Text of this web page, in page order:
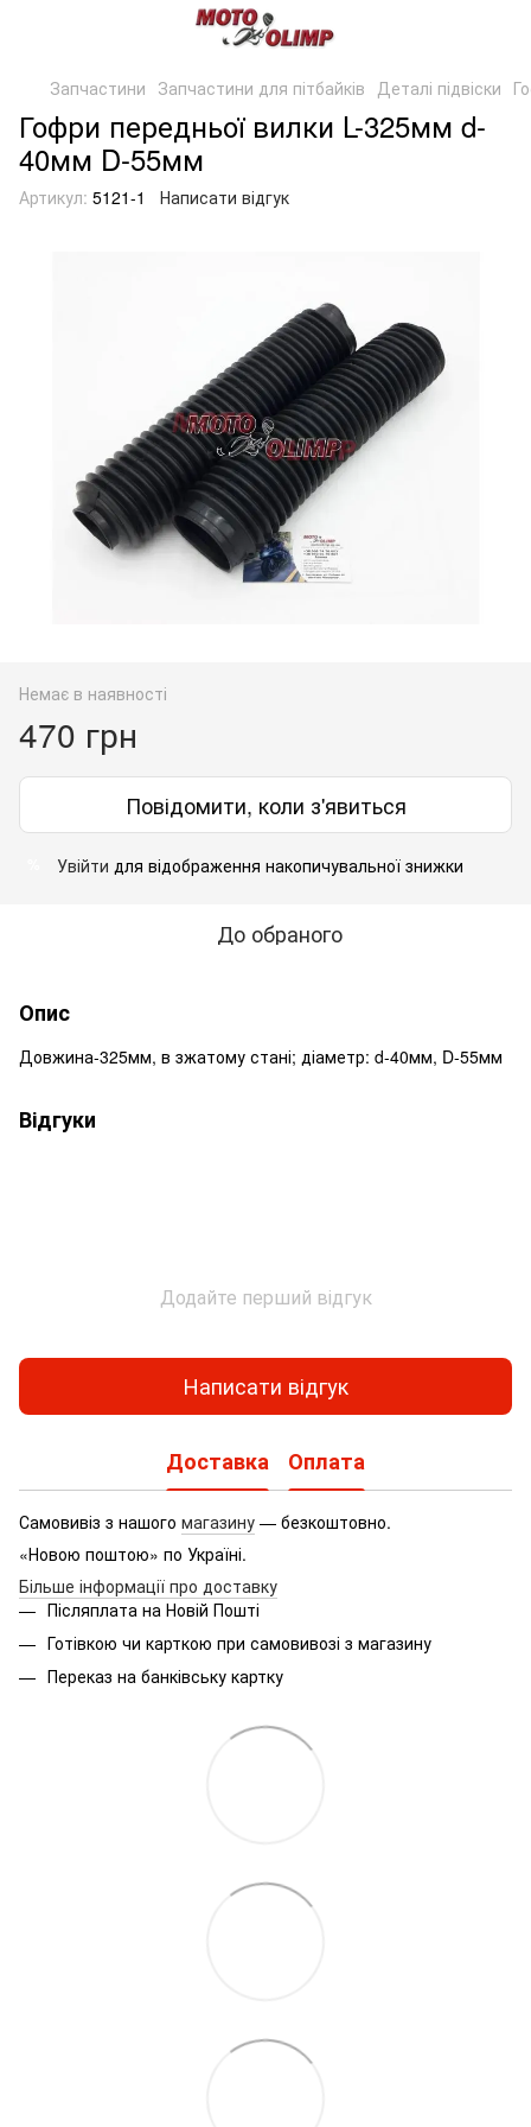
Запчастини Запчастини для пітбайків Деталі підвіски
Гофри передньої вилки L-325мм d-
40мм D-55мм
Артикул: 5121-1 Написати відгук
Немає в наявності
470 грн
Повідомити, коли з'явиться
Увійти для відображення накопичувальної знижки
До обраного
Опис
Довжина-325мм, в зжатому стані; діаметр: d-40мм, D-55мм
Відгуки
Додайте перший відгук
Написати відгук
Доставка Оплата
Самовивіз з нашого магазину — безкоштовно.
«Новою поштою» по Україні.
Більше інформації про доставку
Післяплата на Новій Пошті
Готівкою чи карткою при самовивозі з магазину
Переказ на банківську картку